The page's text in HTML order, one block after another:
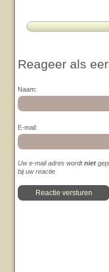
Reageer als
Naam:
E-mail:
Uw e-mail adres wordtniet
bij uw reactie